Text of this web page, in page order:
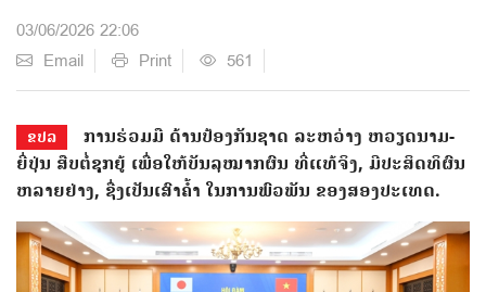
03/06/2026 22:06
Email
Print 561
ຂປລ
ການຮ່ວມມື ດ້ານປ້ອງກັນຊາດ ລະຫວ່າງ ຫວຽດນາມ-
ຍີ່ປຸ່ນ ສືບຕໍ່ຊຸກຍູ້ ເພື່ອໃຫ້ບັນລຸໝາກຜົນ ທີ່ແທ້ຈິງ, ມີປະສິດທິຜົນ
ຫລາຍຢ່າງ, ຊື່ງເປັນເສົາຄ້ຳ ໃນການພົວພັນ ຂອງສອງປະເທດ.